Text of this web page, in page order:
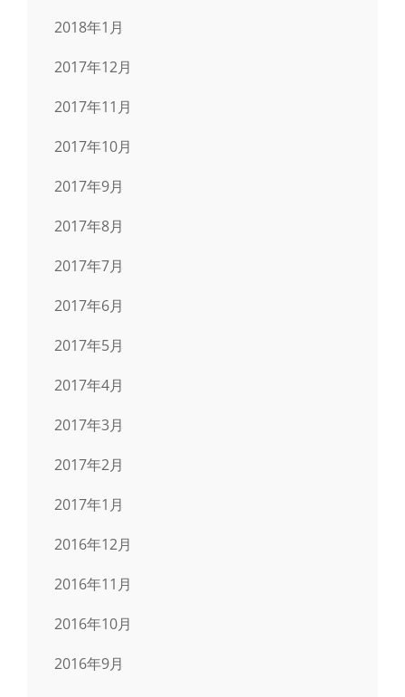
2018年1月
2017年12月
2017年11月
2017年10月
2017年9月
2017年8月
2017年7月
2017年6月
2017年5月
2017年4月
2017年3月
2017年2月
2017年1月
2016年12月
2016年11月
2016年10月
2016年9月